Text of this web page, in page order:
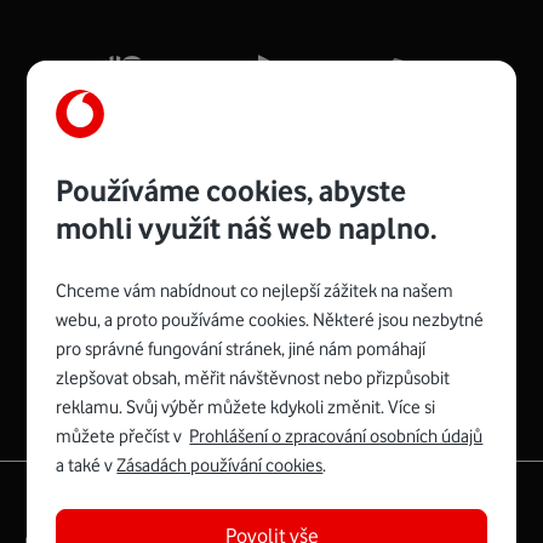
Více o COMPAL CH7465VF
Zyxel VMG8623-T50B:
Rozměry modemu jsou 16 x 22 x 7,5 cm (včetně stojánku)
a nabízí 4 gigabitové LAN porty a bezdrátové připojení Wi-
Fi ve verzích 802.11 b/g/n/ac pro frekvenci 2,4 GHz a
Mb/s.
Spojte se s Vodafonem
Používáme cookies, abyste
mohli využít náš web naplno.
Chceme vám nabídnout co nejlepší zážitek na našem
webu, a proto používáme cookies. Některé jsou nezbytné
pro správné fungování stránek, jiné nám pomáhají
zlepšovat obsah, měřit návštěvnost nebo přizpůsobit
reklamu. Svůj výběr můžete kdykoli změnit. Více si
můžete přečíst v Prohlášení o zpracování osobních údajů
a také vZásadách používání cookies.
Povolit vše